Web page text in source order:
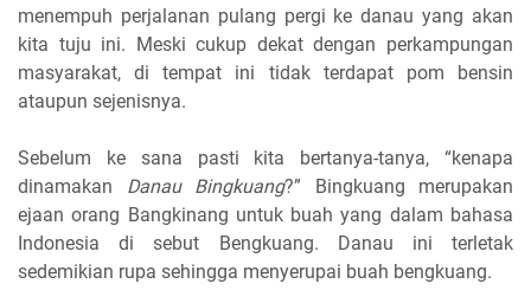
menempuh perjalanan pulang pergi ke danau yang akan
kita tuju ini. Meski cukup dekat dengan perkampungan
masyarakat, di tempat ini tidak terdapat pom bensin
ataupun sejenisnya.
Sebelum ke sana pasti kita bertanya-tanya, “kenapa
dinamakan Danau Bingkuang?” Bingkuang merupakan
ejaan orang Bangkinang untuk buah yang dalam bahasa
Indonesia di sebut Bengkuang. Danau ini terletak
sedemikian rupa sehingga menyerupai buah bengkuang.